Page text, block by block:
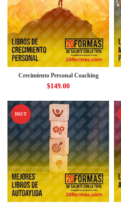
Crecimiento Personal Coaching
$149.00
HOT